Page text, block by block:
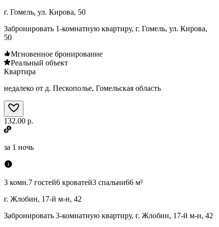
г. Гомель, ул. Кирова, 50
Забронировать 1-комнатную квартиру, г. Гомель, ул. Кирова,
50
Мгновенное бронирование
Реальный объект
Квартира
недалеко от д. Пескополье, Гомельская область
132.00 р.
за 1 ночь
3 комн.7 гостей6 кроватей3 спальни66 м²
г. Жлобин, 17-й м-н, 42
Забронировать 3-комнатную квартиру, г. Жлобин, 17-й м-н, 42